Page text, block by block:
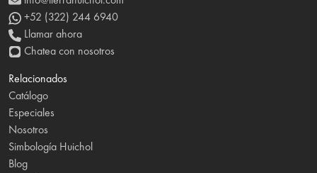
+52 (322) 244 6940
Llamar ahora
Chatea con nosotros
Relacionados
Catálogo
Especiales
Nosotros
Simbología Huichol
Blog